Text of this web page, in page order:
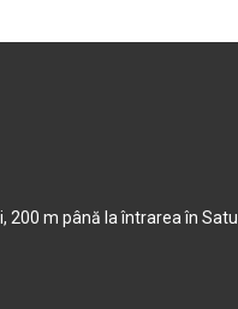
200 m până la întrarea în Satul